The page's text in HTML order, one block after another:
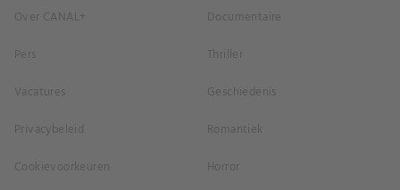
Over CANAL+
Pers
Vacatures
Privacybeleid
Cookievoorkeuren
Documentaire
Thriller
Geschiedenis
Romantiek
Horror